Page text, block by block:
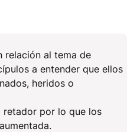
relación al tema de
a entender que ellos
heridos o
retador por lo que los